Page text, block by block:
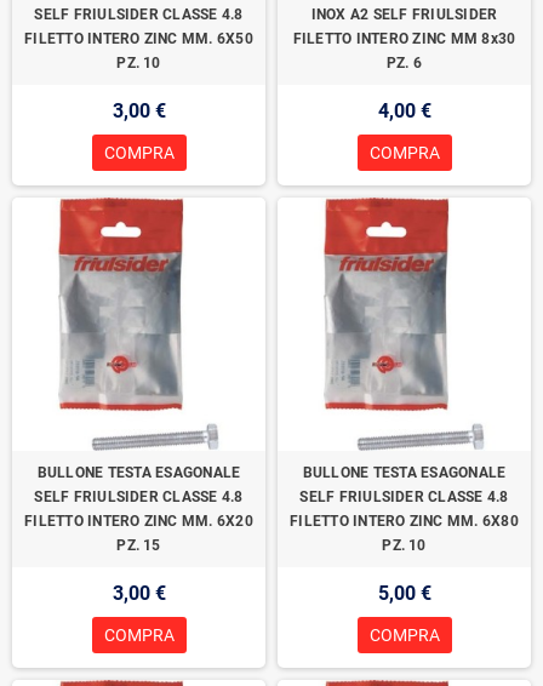
SELF FRIULSIDER CLASSE 4.8
FILETTO INTERO ZINC MM. 6X50
PZ. 10
3,00 €
COMPRA
INOX A2 SELF FRIULSIDER
FILETTO INTERO ZINC MM 8x30
PZ. 6
4,00 €
COMPRA
BULLONE TESTA ESAGONALE
SELF FRIULSIDER CLASSE 4.8
FILETTO INTERO ZINC MM. 6X20
PZ. 15
3,00 €
COMPRA
BULLONE TESTA ESAGONALE
SELF FRIULSIDER CLASSE 4.8
FILETTO INTERO ZINC MM. 6X80
PZ. 10
5,00 €
COMPRA